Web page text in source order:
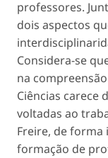
professores.
dois aspectos
Considera-se
na
Ciências carece
voltadas ao
Freire, de forma
formação de